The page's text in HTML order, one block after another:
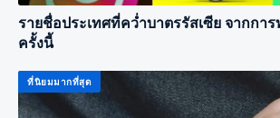
รายชื่อประเทศที่คว่ำบาตรรัสเซีย จากกา
ครั้งนี้
ที่นิยมมากที่สุด